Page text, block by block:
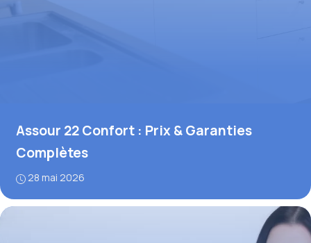
Assour 22 Confort : Prix & Garanties
Complètes
28 mai 2026